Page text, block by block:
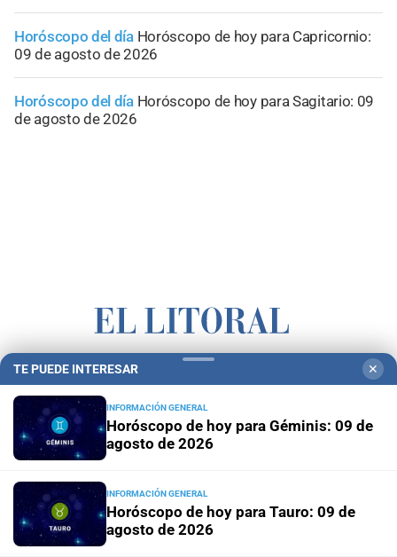
Horóscopo del día Horóscopo de hoy para Capricornio:
09 de agosto de 2026
Horóscopo del día Horóscopo de hoy para Sagitario: 09
de agosto de 2026
Campolitoral Revista Nosotros
CYD Litoral
Podcasts
Mirador Provincial VivíMejor SF
Notife Educacion SF
TE PUEDE INTERESAR ✕
INFORMACIÓN GENERAL
Horóscopo de hoy para Géminis: 09 de
agosto de 2026
INFORMACIÓN GENERAL
Horóscopo de hoy para Tauro: 09 de
agosto de 2026